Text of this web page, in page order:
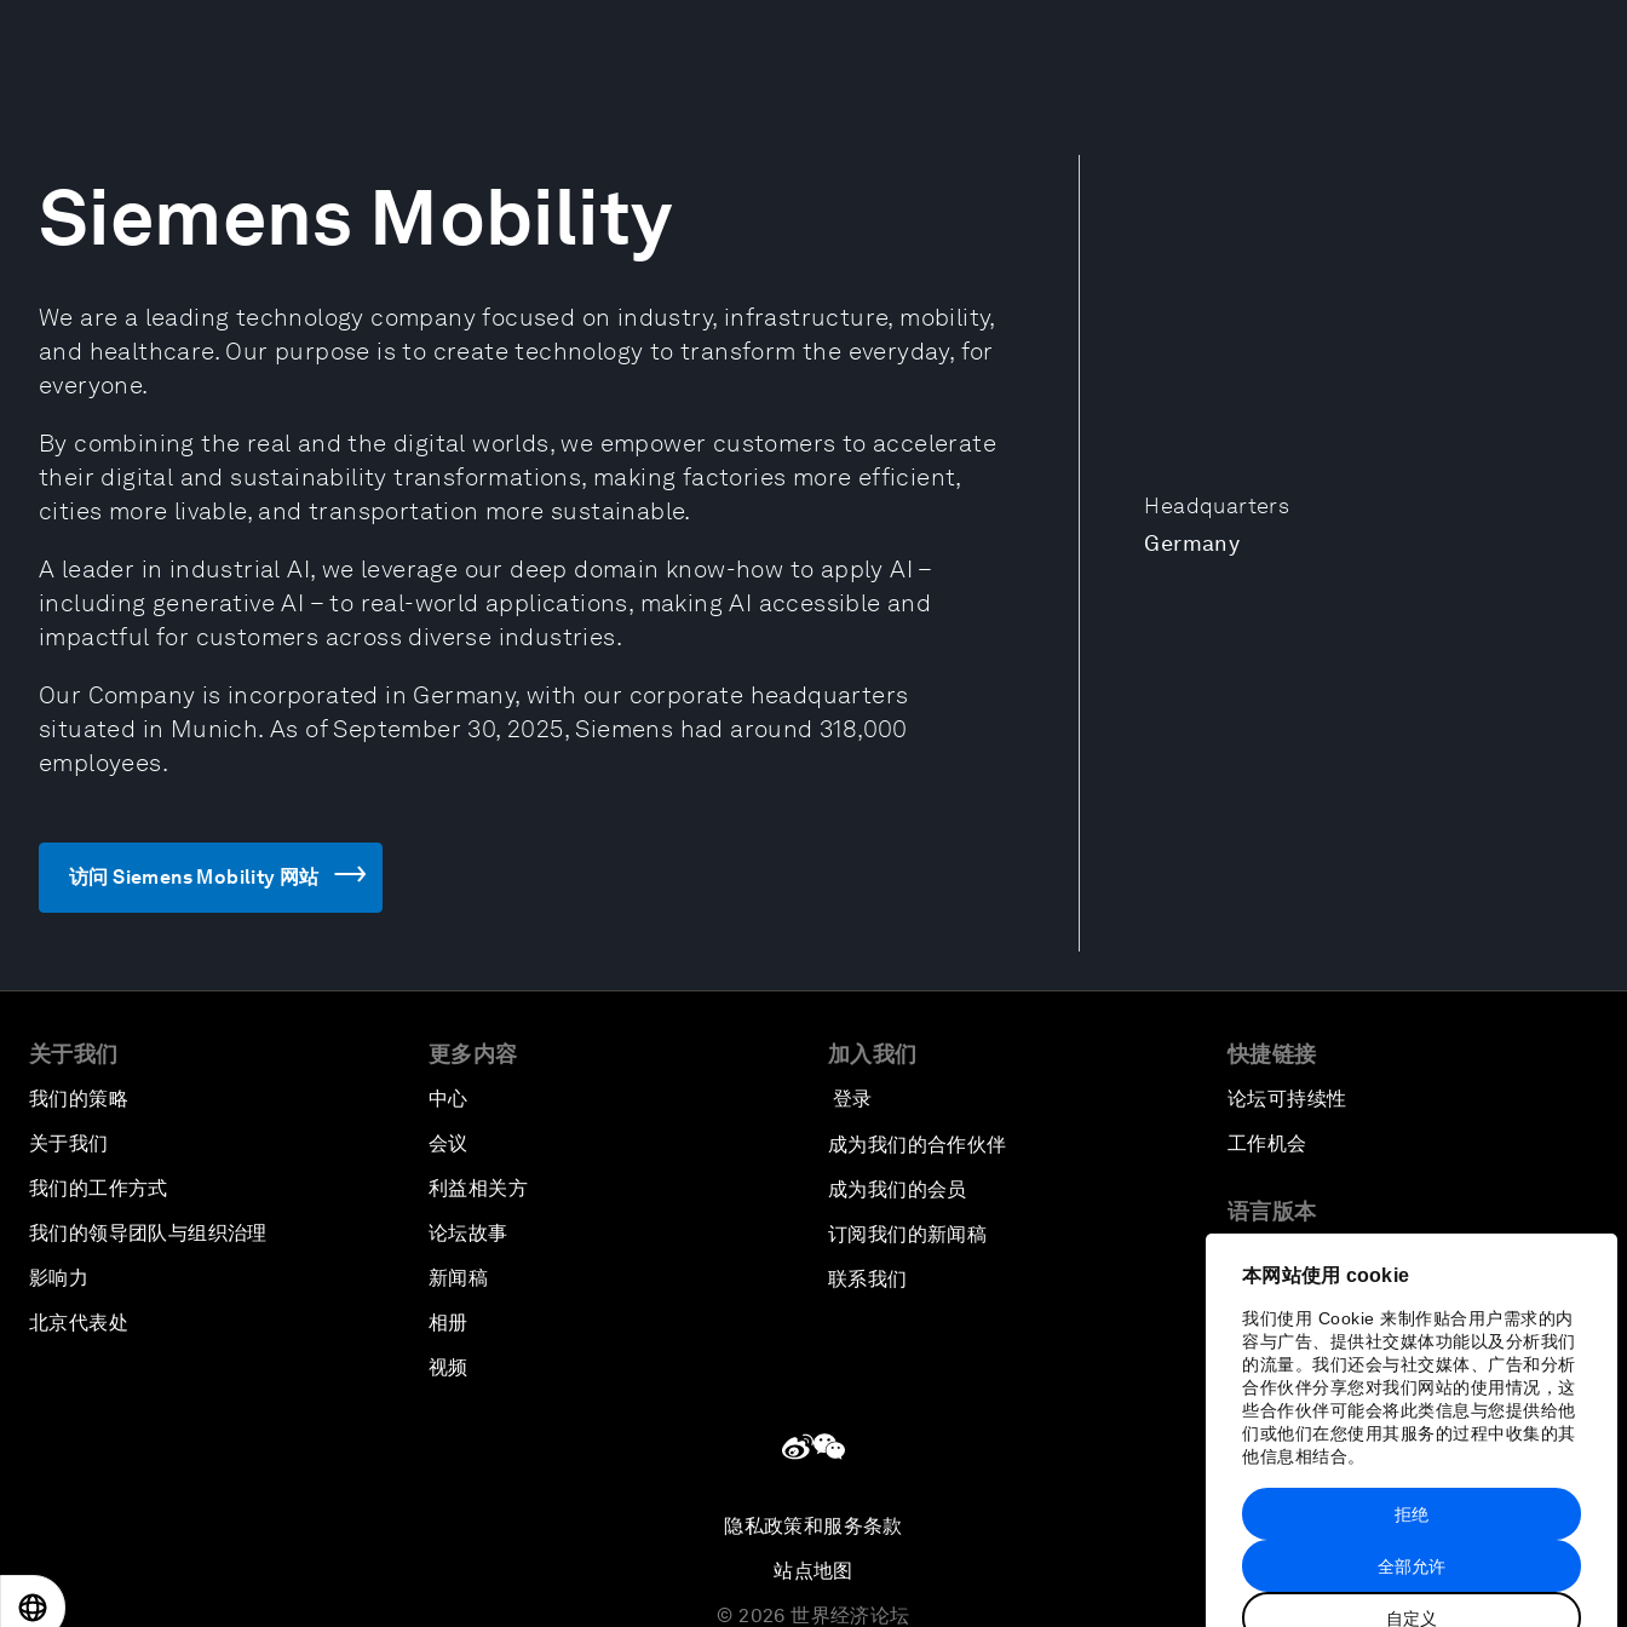
本网站使用 cookie
我们使用 Cookie 来制作贴合用户需求的内
容与广告、提供社交媒体功能以及分析我们
的流量。我们还会与社交媒体、广告和分析
合作伙伴分享您对我们网站的使用情况，这
些合作伙伴可能会将此类信息与您提供给他
们或他们在您使用其服务的过程中收集的其
他信息相结合。
全部允许
自定义
拒绝
Headquarters
Germany
Siemens Mobility
We are a leading technology company focused on industry, infrastructure, mobility,
and healthcare. Our purpose is to create technology to transform the everyday, for
everyone.
By combining the real and the digital worlds, we empower customers to accelerate
their digital and sustainability transformations, making factories more efficient,
cities more livable, and transportation more sustainable.
A leader in industrial AI, we leverage our deep domain know-how to apply AI –
including generative AI – to real-world applications, making AI accessible and
impactful for customers across diverse industries.
Our Company is incorporated in Germany, with our corporate headquarters
situated in Munich. As of September 30, 2025, Siemens had around 318,000
employees.
访问 Siemens Mobility 网站
关于我们
我们的策略
关于我们
我们的工作方式
我们的领导团队与组织治理
影响力
北京代表处
更多内容
中心
会议
利益相关方
论坛故事
新闻稿
相册
视频
加入我们
登录
成为我们的合作伙伴
成为我们的会员
订阅我们的新闻稿
联系我们
快捷链接
论坛可持续性
工作机会
语言版本
隐私政策和服务条款
站点地图
© 2026 世界经济论坛